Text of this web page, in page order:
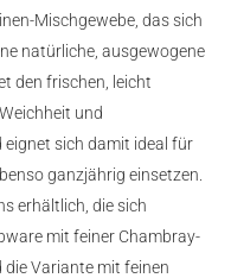
Mischgewebe, das sich
natürliche, ausgewogene
den frischen, leicht
und
sich damit ideal für
ganzjährig einsetzen.
erhältlich, die sich
mit feiner Chambray-
Variante mit feinen